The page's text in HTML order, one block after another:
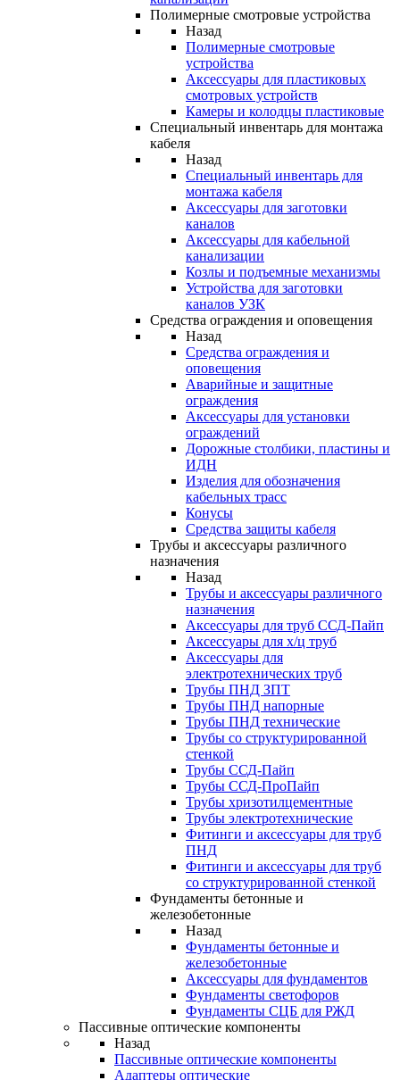
Полимерные смотровые устройства
Назад
Полимерные смотровые
устройства
Аксессуары для пластиковых
смотровых устройств
Камеры и колодцы пластиковые
Специальный инвентарь для монтажа
кабеля
Назад
Специальный инвентарь для
монтажа кабеля
Аксессуары для заготовки
каналов
Аксессуары для кабельной
канализации
Козлы и подъемные механизмы
Устройства для заготовки
каналов УЗК
Средства ограждения и оповещения
Назад
Средства ограждения и
оповещения
Аварийные и защитные
ограждения
Аксессуары для установки
ограждений
Дорожные столбики, пластины и
ИДН
Изделия для обозначения
кабельных трасс
Конусы
Средства защиты кабеля
Трубы и аксессуары различного
назначения
Назад
Трубы и аксессуары различного
назначения
Аксессуары для труб ССД-Пайп
Аксессуары для х/ц труб
Аксессуары для
электротехнических труб
Трубы ПНД ЗПТ
Трубы ПНД напорные
Трубы ПНД технические
Трубы со структурированной
стенкой
Трубы ССД-Пайп
Трубы ССД-ПроПайп
Трубы хризотилцементные
Трубы электротехнические
Фитинги и аксессуары для труб
ПНД
Фитинги и аксессуары для труб
со структурированной стенкой
Фундаменты бетонные и
железобетонные
Назад
Фундаменты бетонные и
железобетонные
Аксессуары для фундаментов
Фундаменты светофоров
Фундаменты СЦБ для РЖД
Пассивные оптические компоненты
Назад
Пассивные оптические компоненты
Адаптеры оптические